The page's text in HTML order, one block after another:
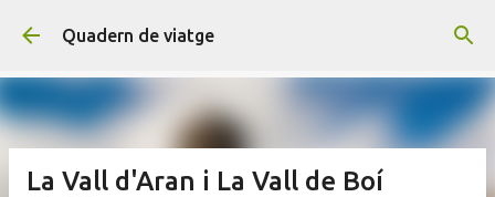
Salta al contingut principal
Quadern de viatge
La Vall d'Aran i La Vall de Boí